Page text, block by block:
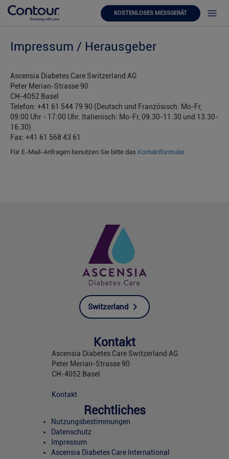
KOSTENLOSES MESSGERÄT
Impressum / Herausgeber
Ascensia Diabetes Care Switzerland AG
Peter Merian-Strasse 90
CH-4052 Basel
Telefon: +41 61 544 79 90 (Deutsch und Französisch: Mo-Fr,
09:00 Uhr - 17:00 Uhr. Italienisch: Mo-Fr, 09.30-11.30 und 13.30-
16.30)
Fax: +41 61 568 43 61
Für E-Mail-Anfragen benutzen Sie bitte das Kontaktformular.
Switzerland
Kontakt
Ascensia Diabetes Care Switzerland AG
Peter Merian-Strasse 90
CH-4052 Basel
Kontakt
Rechtliches
Nutzungsbestimmungen
Datenschutz
Impressum
Ascensia Diabetes Care International